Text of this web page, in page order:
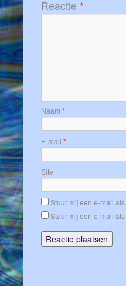
Reactie *
Naam *
E-mail *
Site
Stuur mij een e-mail
Stuur mij een e-mail